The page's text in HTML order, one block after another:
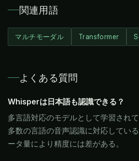
関連用語
マルチモーダル Transformer
よくある質問
Whisperは日本語も認識できる？
多言語対応のモデルとして学習され
多数の言語の音声認識に対応してい
ータ量により精度には差がある。